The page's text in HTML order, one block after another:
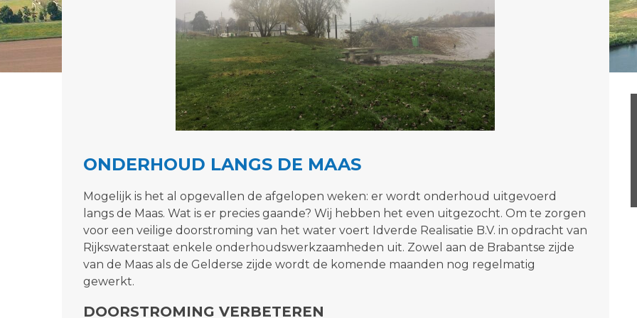
ONDERHOUD LANGS DE MAAS
Mogelijk is het al opgevallen de afgelopen weken: er wordt onderhoud uitgevoerd
langs de Maas. Wat is er precies gaande? Wij hebben het even uitgezocht. Om te zorgen
voor een veilige doorstroming van het water voert Idverde Realisatie B.V. in opdracht van
Rijkswaterstaat enkele onderhoudswerkzaamheden uit. Zowel aan de Brabantse zijde
van de Maas als de Gelderse zijde wordt de komende maanden nog regelmatig
gewerkt.
DOORSTROMING VERBETEREN